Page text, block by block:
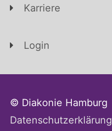
Karriere
Login
© Diakonie Hamburg
Datenschutzerklärung